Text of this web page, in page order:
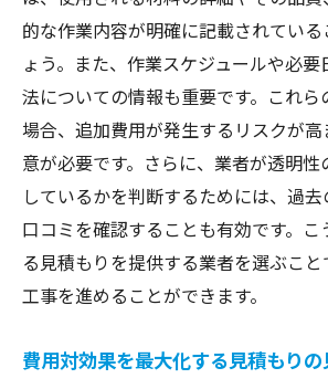
的な作業内容が明確に記載されてい
ょう。また、作業スケジュールや必
法についての情報も重要です。これら
場合、追加費用が発生するリスクが
意が必要です。さらに、業者が透明
しているかを判断するためには、過
口コミを確認することも有効です。
る見積もりを提供する業者を選ぶこ
工事を進めることができます。
費用対効果を最大化する見積もり